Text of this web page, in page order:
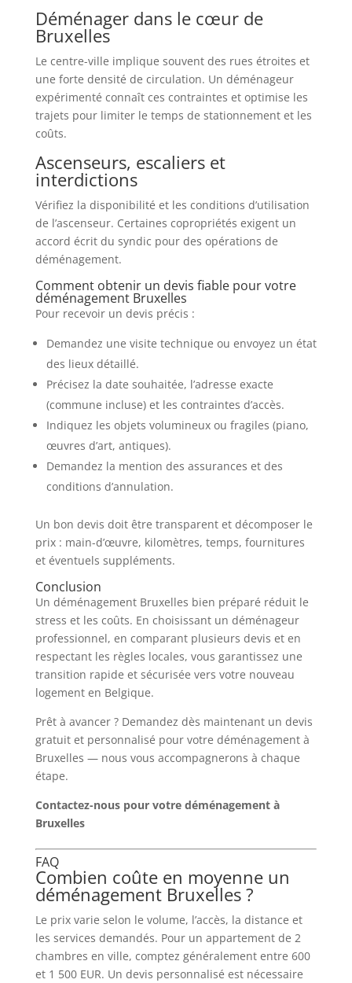
Déménager dans le cœur de
Bruxelles
Le centre-ville implique souvent des rues étroites et
une forte densité de circulation. Un déménageur
expérimenté connaît ces contraintes et optimise les
trajets pour limiter le temps de stationnement et les
coûts.
Ascenseurs, escaliers et
interdictions
Vérifiez la disponibilité et les conditions d’utilisation
de l’ascenseur. Certaines copropriétés exigent un
accord écrit du syndic pour des opérations de
déménagement.
Comment obtenir un devis fiable pour votre
déménagement Bruxelles
Pour recevoir un devis précis :
Demandez une visite technique ou envoyez un état
des lieux détaillé.
Précisez la date souhaitée, l’adresse exacte
(commune incluse) et les contraintes d’accès.
Indiquez les objets volumineux ou fragiles (piano,
œuvres d’art, antiques).
Demandez la mention des assurances et des
conditions d’annulation.
Un bon devis doit être transparent et décomposer le
prix : main-d’œuvre, kilomètres, temps, fournitures
et éventuels suppléments.
Conclusion
Un déménagement Bruxelles bien préparé réduit le
stress et les coûts. En choisissant un déménageur
professionnel, en comparant plusieurs devis et en
respectant les règles locales, vous garantissez une
transition rapide et sécurisée vers votre nouveau
logement en Belgique.
Prêt à avancer ? Demandez dès maintenant un devis
gratuit et personnalisé pour votre déménagement à
Bruxelles — nous vous accompagnerons à chaque
étape.
Contactez-nous pour votre déménagement à
Bruxelles
FAQ
Combien coûte en moyenne un
déménagement Bruxelles ?
Le prix varie selon le volume, l’accès, la distance et
les services demandés. Pour un appartement de 2
chambres en ville, comptez généralement entre 600
et 1 500 EUR. Un devis personnalisé est nécessaire